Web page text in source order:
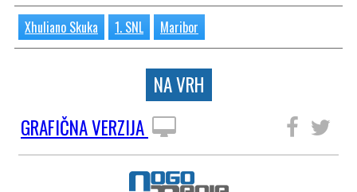
Xhuliano Skuka 1. SNL Maribor
NA VRH
GRAFIČNA VERZIJA